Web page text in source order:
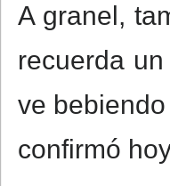
A granel,
recuerda
ve
confirmó